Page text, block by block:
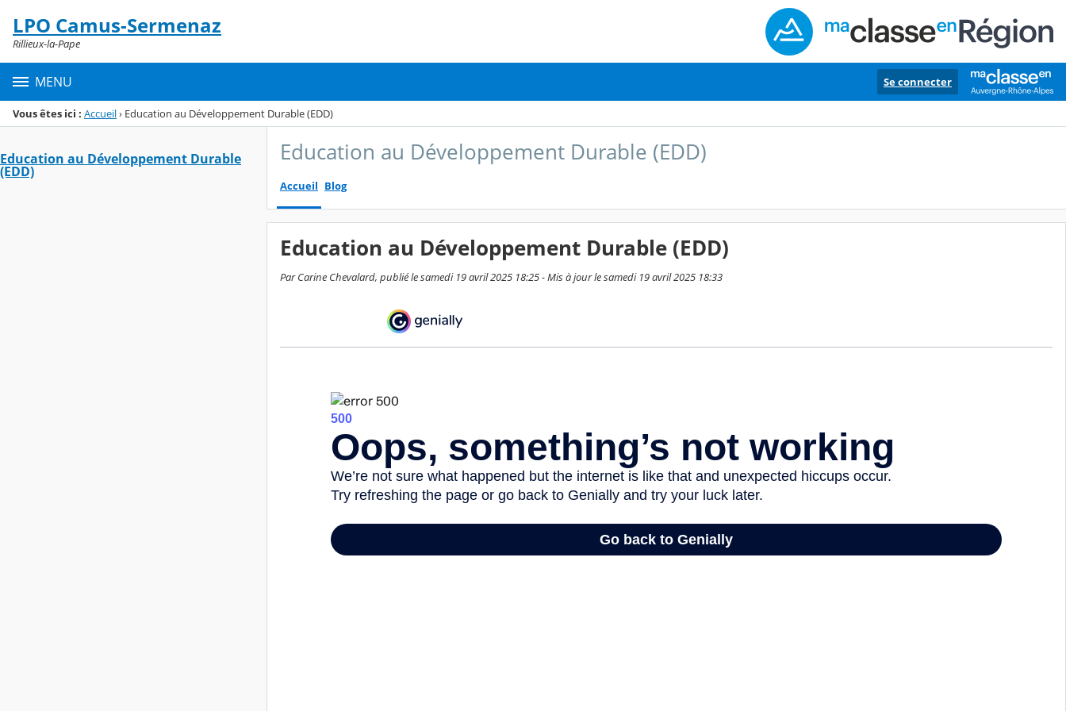
Menu de la rubrique
Contenu
LPO Camus-Sermenaz
Rillieux-la-Pape
MENU Se connecter
Vous êtes ici : Accueil› Education au Développement Durable (EDD)
Education au Développement Durable
(EDD)
Education au Développement Durable (EDD)
Accueil Blog
Education au Développement Durable (EDD)
Par Carine Chevalard, publié le samedi 19 avril 2025 18:25 - Mis à jour le samedi 19 avril 2025 18:33